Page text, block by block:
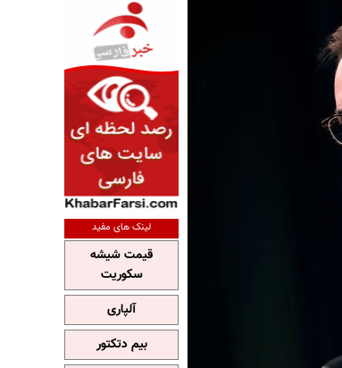
لینک های مفید
قیمت شیشه
سکوریت
آلپاری
بیم دتکتور